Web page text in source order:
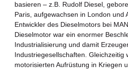
Biostadt
Zukunftspreis
Themen
basieren – z.B. Rudolf Diesel,
Paris, aufgewachsen in London und
Entwickler des Dieselmotors bei
Dieselmotor war ein enormer
Industrialisierung und damit
Industriegesellschaften. Gleichzeitig
motorisierten Aufrüstung in Kriegen